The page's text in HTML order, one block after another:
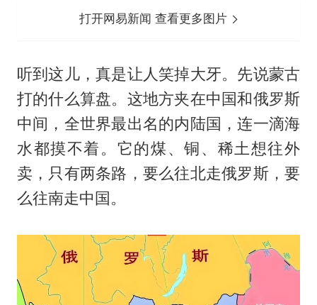
打开网易新闻 查看更多图片
听到这儿，真是让人笑掉大牙。先说蒙古
打的什么算盘。这地方夹在中国和俄罗斯
中间，全世界最出名的内陆国，连一滴海
水都摸不着。它的煤、铜、稀土想往外
卖，只有两条路，要么往北走俄罗斯，要
么往南走中国。